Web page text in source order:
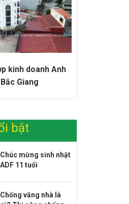
kinh doanh Anh
Giang
bật
Chúc mừng sinh nhật
ADF 11 tuổi
Chống văng nhà là